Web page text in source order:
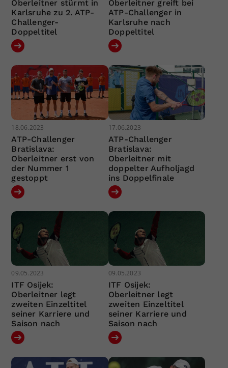
Oberleitner stürmt in
Karlsruhe zu 2. ATP-
Challenger-
Doppeltitel
Oberleitner greift bei
ATP-Challenger in
Karlsruhe nach
Doppeltitel
18.06.2023
ATP-Challenger
Bratislava:
Oberleitner erst von
der Nummer 1
gestoppt
17.06.2023
ATP-Challenger
Bratislava:
Oberleitner mit
doppelter Aufholjagd
ins Doppelfinale
09.05.2023
ITF Osijek:
Oberleitner legt
zweiten Einzeltitel
seiner Karriere und
Saison nach
09.05.2023
ITF Osijek:
Oberleitner legt
zweiten Einzeltitel
seiner Karriere und
Saison nach